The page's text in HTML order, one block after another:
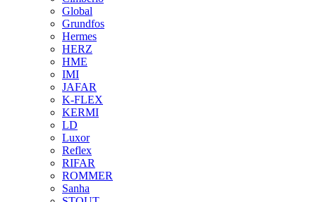
Global
Grundfos
Hermes
HERZ
HME
IMI
JAFAR
K-FLEX
KERMI
LD
Luxor
Reflex
RIFAR
ROMMER
Sanha